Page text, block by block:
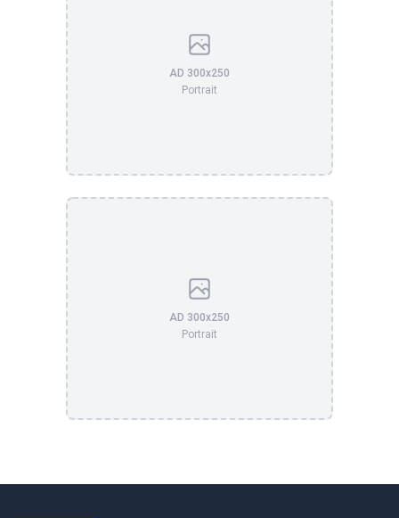
AD 300x250
Portrait
AD 300x250
Portrait